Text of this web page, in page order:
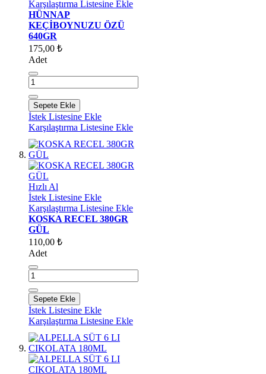
Karşılaştırma Listesine Ekle
HÜNNAP
KEÇİBOYNUZU ÖZÜ
640GR
175,00 ₺
Adet
Sepete Ekle
İstek Listesine Ekle
Karşılaştırma Listesine Ekle
Hızlı Al
İstek Listesine Ekle
Karşılaştırma Listesine Ekle
KOSKA RECEL 380GR
GÜL
110,00 ₺
Adet
Sepete Ekle
İstek Listesine Ekle
Karşılaştırma Listesine Ekle